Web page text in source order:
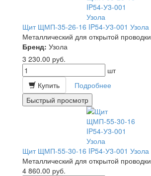
Щит ЩМП-35-26-16 IP54-У3-001 Узола
Металлический для открытой проводки
Бренд: Узола
3 230.00 руб.
шт
Купить
Подробнее
Быстрый просмотр
Щит ЩМП-55-30-16 IP54-У3-001 Узола
Металлический для открытой проводки
4 860.00 руб.